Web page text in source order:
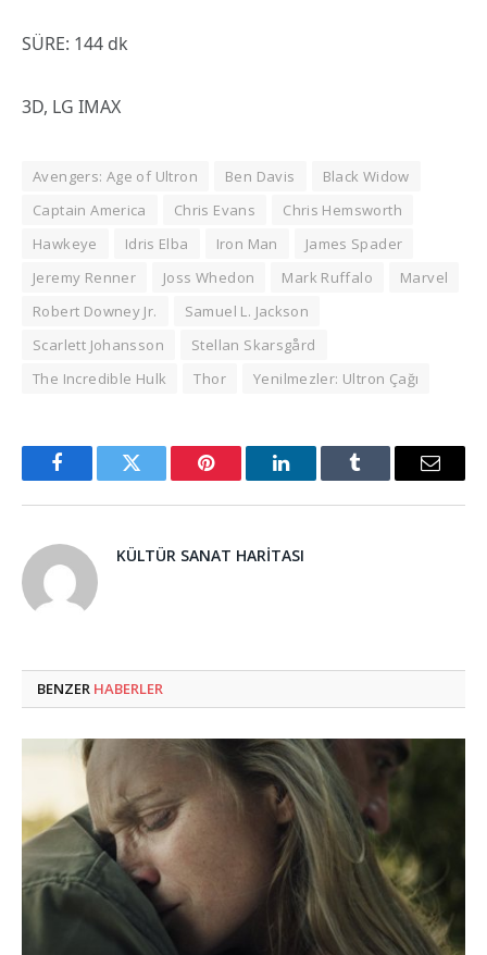
SÜRE: 144 dk
3D, LG IMAX
Avengers: Age of Ultron Ben Davis
Black Widow
Captain America
Chris Evans
Chris Hemsworth
Hawkeye
Idris Elba Iron Man
James Spader
Jeremy Renner
Joss Whedon Mark Ruffalo
Marvel
Robert Downey Jr.
Samuel L. Jackson
Scarlett Johansson
Stellan Skarsgård
The Incredible Hulk
Thor Yenilmezler: Ultron Çağı
FacebookTwitter Pinterest LinkedInTumblr Email
KÜLTÜR SANAT HARITASI
BENZER HABERLER